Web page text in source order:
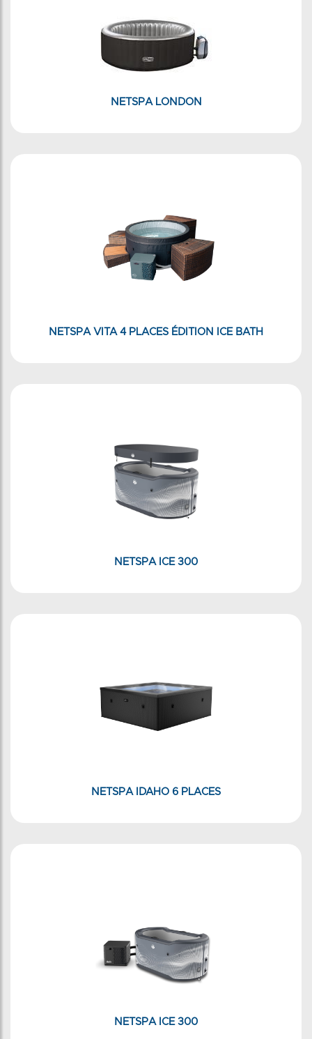
NETSPA LONDON
NETSPA VITA 4 PLACES ÉDITION ICE BATH
NETSPA ICE 300
NETSPA IDAHO 6 PLACES
NETSPA ICE 300